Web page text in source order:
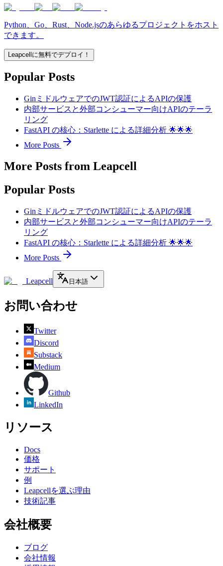
Python、Go、Rust、Node.jsのあらゆるプロジェクトをホスト
できます。
Leapcellに無料でデプロイ！
Popular Posts
GinミドルウェアでのJWT認証によるAPIの保護
内部サービスと外部コンシューマー向けAPIのテーラ
リング
FastAPI の核心：Starlette による詳細分析 🌟🌟🌟
More Posts
More Posts from Leapcell
Popular Posts
GinミドルウェアでのJWT認証によるAPIの保護
内部サービスと外部コンシューマー向けAPIのテーラ
リング
FastAPI の核心：Starlette による詳細分析 🌟🌟🌟
More Posts
Leapcell 日本語
お問い合わせ
Twitter
Discord
Substack
Medium
Github
LinkedIn
リソース
Docs
価格
サポート
例
Leapcellを選ぶ理由
技術記事
会社概要
ブログ
会社情報